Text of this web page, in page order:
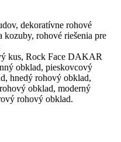
dekoratívne rohové
rohové riešenia pre
kus, Rock Face DAKAR
obklad, pieskovcový
hnedý rohový obklad,
obklad, moderný
rohový obklad.